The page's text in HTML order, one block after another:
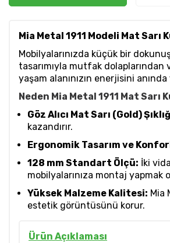
Mia Metal 1911 Modeli Mat Sarı
Mobilyalarınızda küçük bir
tasarımıyla mutfak
yaşam alanınızın enerjisini
Neden Mia Metal 1911 Mat
Göz Alıcı Mat Sarı (Gold)
kazandırır.
Ergonomik Tasarım ve
128 mm Standart Ölçü: İki
mobilyalarınıza montaj yapmak
Yüksek Malzeme Kalitesi: Mia
estetik görüntüsünü korur.
Ürün Açıklaması